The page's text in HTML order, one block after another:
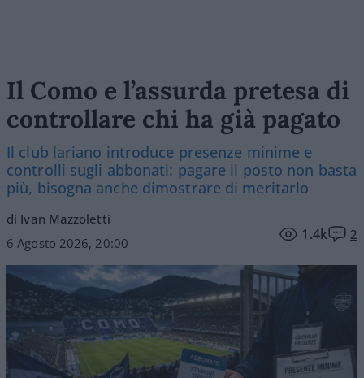
Il Como e l’assurda pretesa di
controllare chi ha già pagato
Il club lariano introduce presenze minime e
controlli sugli abbonati: pagare il posto non basta
più, bisogna anche dimostrare di meritarlo
di Ivan Mazzoletti
6 Agosto 2026, 20:00
1.4k 2